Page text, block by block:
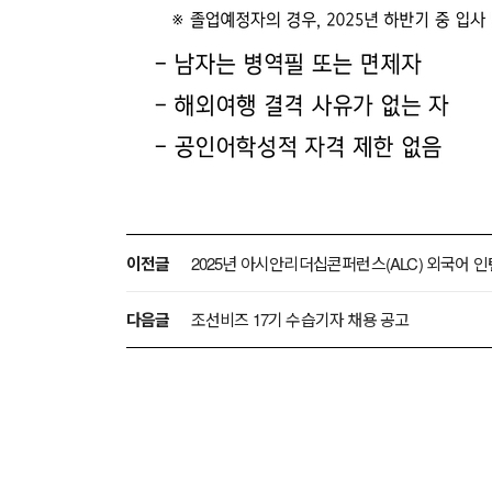
이전글 2025년 아시안리더십콘퍼런스(ALC) 외국어
다음글 조선비즈 17기 수습기자 채용 공고